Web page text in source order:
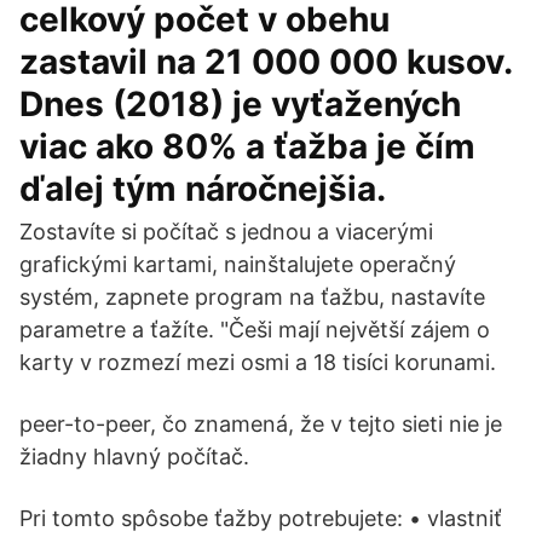
celkový počet v obehu
zastavil na 21 000 000 kusov.
Dnes (2018) je vyťažených
viac ako 80% a ťažba je čím
ďalej tým náročnejšia.
Zostavíte si počítač s jednou a viacerými
grafickými kartami, nainštalujete operačný
systém, zapnete program na ťažbu, nastavíte
parametre a ťažíte. "Češi mají největší zájem o
karty v rozmezí mezi osmi a 18 tisíci korunami.
peer-to-peer, čo znamená, že v tejto sieti nie je
žiadny hlavný počítač.
Pri tomto spôsobe ťažby potrebujete: • vlastniť